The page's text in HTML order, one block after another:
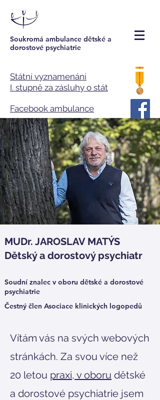
Soukromá ambulance dětské a
dorostové psychiatrie
Státní vyznamenání
I. stupně za zásluhy o stát
Facebook ambulance
MUDr. JAROSLAV MATÝS
Dětský a dorostový psychiatr
Soudní znalec v oboru dětské a dorostové
psychiatrie
Čestný člen Asociace klinických logopedů
Vítám vás na svých webových
stránkách. Za svou více než
20 letou praxi, v oboru dětské
a dorostové psychiatrie jsem